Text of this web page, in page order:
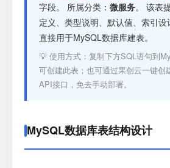
接口测试
字段。 所属分类： 微服务。 该表
定义、类型说明、默认值、索引
直接用于MySQL数据库建表。
💡 使用方式：复制下方SQL语句到
可创建此表；也可通过果创云一键创
API接口，免去手动部署。
MySQL数据库表结构设计